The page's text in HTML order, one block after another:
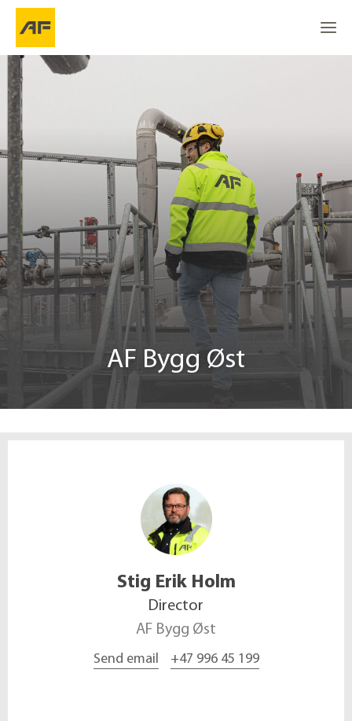
AF Bygg Øst
Contact persons
Go to the top
AF Bygg Øst
Stig Erik Holm
Director
AF Bygg Øst
Send email +47 996 45 199